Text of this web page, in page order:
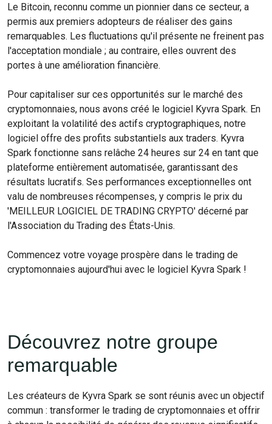
Le Bitcoin, reconnu comme un pionnier dans ce secteur, a
permis aux premiers adopteurs de réaliser des gains
remarquables. Les fluctuations qu'il présente ne freinent pas
l'acceptation mondiale ; au contraire, elles ouvrent des
portes à une amélioration financière.
Pour capitaliser sur ces opportunités sur le marché des
cryptomonnaies, nous avons créé le logiciel Kyvra Spark. En
exploitant la volatilité des actifs cryptographiques, notre
logiciel offre des profits substantiels aux traders. Kyvra
Spark fonctionne sans relâche 24 heures sur 24 en tant que
plateforme entièrement automatisée, garantissant des
résultats lucratifs. Ses performances exceptionnelles ont
valu de nombreuses récompenses, y compris le prix du
'MEILLEUR LOGICIEL DE TRADING CRYPTO' décerné par
l'Association du Trading des États-Unis.
Commencez votre voyage prospère dans le trading de
cryptomonnaies aujourd'hui avec le logiciel Kyvra Spark !
Découvrez notre groupe
remarquable
Les créateurs de Kyvra Spark se sont réunis avec un objectif
commun : transformer le trading de cryptomonnaies et offrir